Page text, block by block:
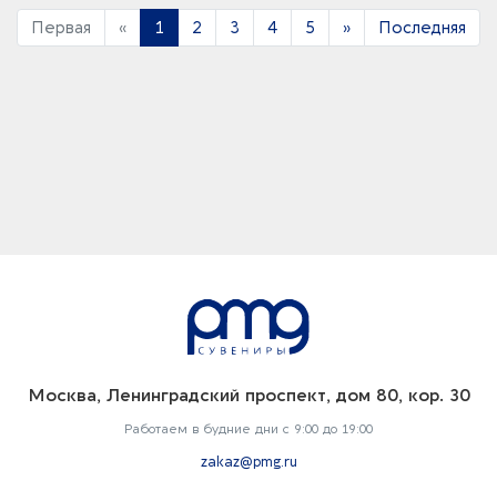
Первая « 1 2 3 4 5 » Последняя
Москва, Ленинградский проспект, дом 80, кор. 30
Работаем в будние дни с 9:00 до 19:00
zakaz@pmg.ru